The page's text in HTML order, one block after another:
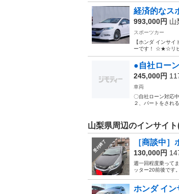
経済的なス
993,000円 山
スポーツカー
【ホンダ インサ
ーです！ ☆★☆リピ
●自社ロー
245,000円
車両
〇自社ローン対
２、パートをされ
山梨県周辺のインサイ
受付終了 ［商談中
130,000円
週一回程度乗って
ッター20前後です
ホンダ イ